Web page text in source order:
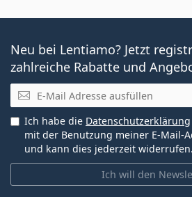
Neu bei Lentiamo? Jetzt
zahlreiche Rabatte und
E-Mail
Ich will den
Ich habe die Datenschutzerklärung
mit der Benutzung meiner E-Mail-
und kann dies jederzeit widerrufen.